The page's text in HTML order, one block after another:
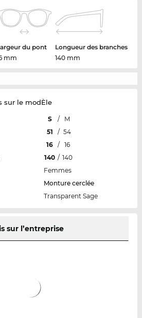
du pont
mm
Longueur des branches
140 mm
sur le modÈle
S /
M
51 / 54
16 /
16
140 / 140
Femmes
Monture cerclée
Transparent Sage
sur l’entreprise